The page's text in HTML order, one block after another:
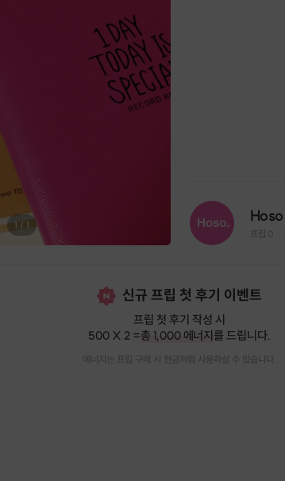
1 / 1
Hoso
프립 0
신규 프립 첫 후기 이벤트
프립 첫 후기 작성 시
500 X 2 =총 1,000 에너지를 드립니다.
에너지는 프립 구매 시 현금처럼 사용하실 수 있습니다.